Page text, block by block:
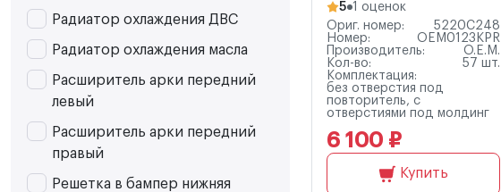
Радиатор охлаждения ДВС
Радиатор охлаждения масла
Расширитель арки передний
левый
Расширитель арки передний
правый
Решетка в бампер нижняя
5 1 оценок
Ориг. номер:
5220C248
Номер:
OEM0123KPR
Производитель:
O.E.M.
Кол-во:
57 шт.
Комплектация:
без отверстия под
повторитель, с
отверстиями под молдинг
6 100 ₽
Купить